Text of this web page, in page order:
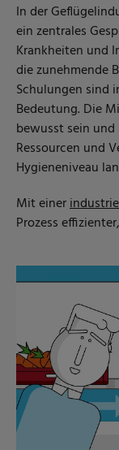
In der
ein zentrales
Krankheiten und
die zunehmende
Schulungen sind
Bedeutung. Die
bewusst sein
Ressourcen und
Hygieneniveau
Mit einer
Prozess